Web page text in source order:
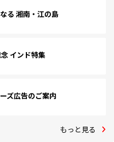
る 湘南・江の島
インド特集
ズ広告のご案内
もっと見る